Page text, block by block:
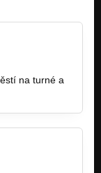
na turné a